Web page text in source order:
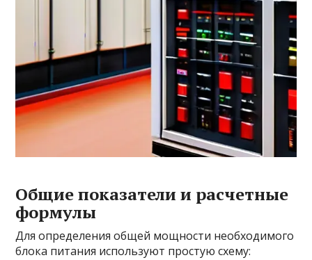
Общие показатели и расчетные
формулы
Для определения общей мощности необходимого
блока питания используют простую схему: